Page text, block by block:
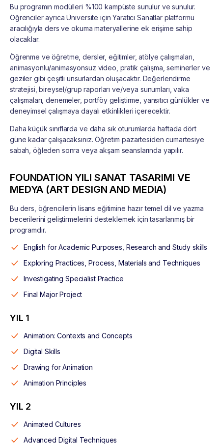
Bu programın modülleri %100 kampüste sunulur ve sunulur.
Öğrenciler ayrıca Üniversite için Yaratıcı Sanatlar platformu
aracılığıyla ders ve okuma materyallerine ek erişime sahip
olacaklar.
Öğrenme ve öğretme, dersler, eğitimler, atölye çalışmaları,
animasyonlu/animasyonsuz video, pratik çalışma, seminerler ve
geziler gibi çeşitli unsurlardan oluşacaktır. Değerlendirme
stratejisi, bireysel/grup raporları ve/veya sunumları, vaka
çalışmaları, denemeler, portföy geliştirme, yansıtıcı günlükler ve
deneyimsel çalışmaya dayalı etkinlikleri içerecektir.
Daha küçük sınıflarda ve daha sık oturumlarda haftada dört
güne kadar çalışacaksınız. Öğretim pazartesiden cumartesiye
sabah, öğleden sonra veya akşam seanslarında yapılır.
FOUNDATION YILI SANAT TASARIMI VE
MEDYA (ART DESIGN AND MEDIA)
Bu ders, öğrencilerin lisans eğitimine hazır temel dil ve yazma
becerilerini geliştirmelerini desteklemek için tasarlanmış bir
programdır.
English for Academic Purposes, Research and Study skills
Exploring Practices, Process, Materials and Techniques
Investigating Specialist Practice
Final Major Project
YIL 1
Animation: Contexts and Concepts
Digital Skills
Drawing for Animation
Animation Principles
YIL 2
Animated Cultures
Advanced Digital Techniques